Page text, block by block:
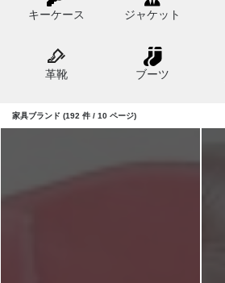
キーケース ジャケット
革靴 ブーツ
家具ブランド (192 件 / 10 ページ)